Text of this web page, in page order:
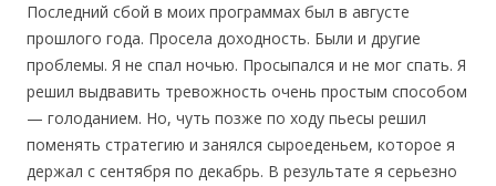
Последний сбой в моих программах был в августе
прошлого года. Просела доходность. Были и другие
проблемы. Я не спал ночью. Просыпался и не мог спать. Я
решил выдвавить тревожность очень простым способом
— голоданием. Но, чуть позже по ходу пьесы решил
поменять стратегию и занялся сыроеденьем, которое я
держал с сентября по декабрь. В результате я серьезно